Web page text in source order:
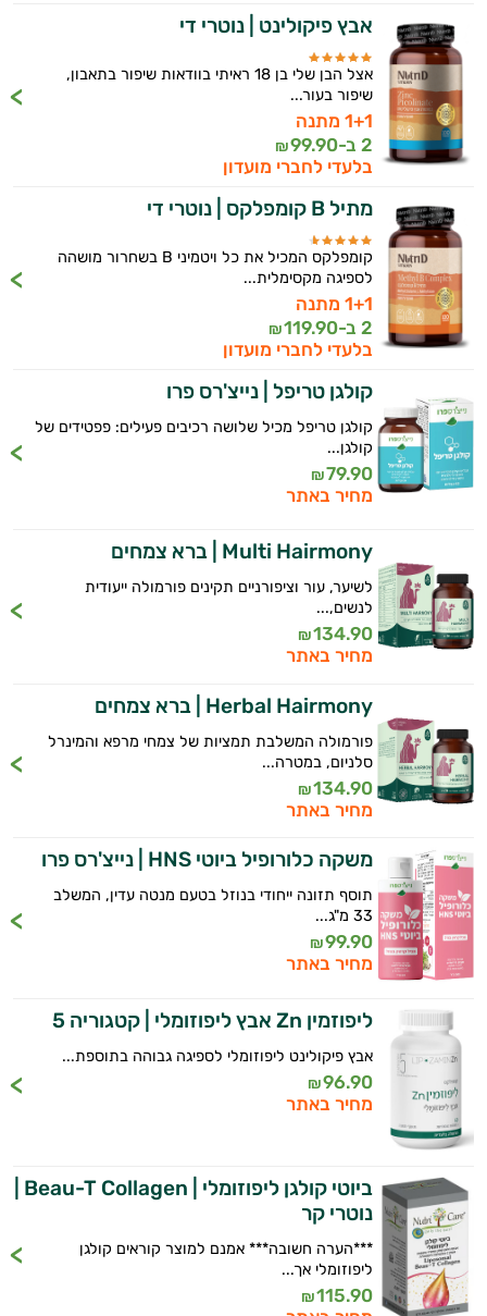
אבץ פיקולינט | נוטרי די
אצל הבן שלי בן 18 ראיתי בוודאות שיפור בתאבון,
שיפור בעור...
1+1 מתנה
2 ב-
99.90
₪
בלעדי לחברי מועדון
מתיל B קומפלקס | נוטרי די
קומפלקס המכיל את כל ויטמיני B בשחרור מושהה
לספיגה מקסימלית...
1+1 מתנה
2 ב-
119.90
₪
בלעדי לחברי מועדון
קולגן טריפל | נייצ'רס פרו
קולגן טריפל מכיל שלושה רכיבים פעילים: פפטידים של
קולגן...
79.90
₪
מחיר באתר
Multi Hairmony | ברא צמחים
לשיער, עור וציפורניים תקינים פורמולה ייעודית
לנשים,...
134.90
₪
מחיר באתר
Herbal Hairmony | ברא צמחים
פורמולה המשלבת תמציות של צמחי מרפא והמינרל
סלניום, במטרה...
134.90
₪
מחיר באתר
משקה כלורופיל ביוטי HNS | נייצ'רס פרו
תוסף תזונה ייחודי בנוזל בטעם מנטה עדין, המשלב
33 מ"ג...
99.90
₪
מחיר באתר
ליפוזמין Zn אבץ ליפוזומלי | קטגוריה 5
אבץ פיקולינט ליפוזומלי לספיגה גבוהה בתוספת...
96.90
₪
מחיר באתר
נוטרי קר
***הערה חשובה*** אמנם למוצר קוראים קולגן
ליפוזומלי אך...
115.90
₪
אני כאן כדי לעזור לך להתאים את תוספי
התזונה ומוצרי הבריאות המדויקים למטרות
ולמצב הגופני שלך, ולהסביר לך אילו רכיבים
עובדים יחד כדי למקסם תוצאות גם בחיי היום
יום וגם בתחום הכושר והספורט.
המטרה שלי היא להתאים עבורך המלצות
אישיות מבוססות מדעית.
זה הזמן להתחיל. איך אוכל לעזור?